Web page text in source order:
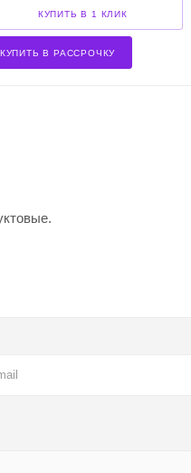
КУПИТЬ В 1 КЛИК
КУПИТЬ В РАССРОЧКУ